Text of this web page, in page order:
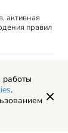
активная
правил
работы
.